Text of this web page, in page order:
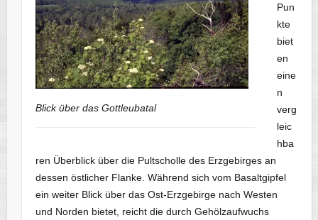
Blick über das Gottleubatal
Pun
kte
biet
en
eine
n
verg
leic
hba
ren Überblick über die Pultscholle des Erzgebirges an
dessen östlicher Flanke. Während sich vom Basaltgipfel
ein weiter Blick über das Ost-Erzgebirge nach Westen
und Norden bietet, reicht die durch Gehölzaufwuchs